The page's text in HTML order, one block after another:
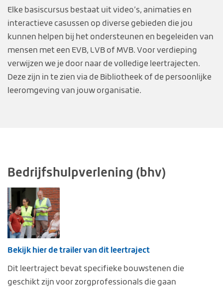
Elke basiscursus bestaat uit video’s, animaties en
interactieve casussen op diverse gebieden die jou
kunnen helpen bij het ondersteunen en begeleiden van
mensen met een EVB, LVB of MVB. Voor verdieping
verwijzen we je door naar de volledige leertrajecten.
Deze zijn in te zien via de Bibliotheek of de persoonlijke
leeromgeving van jouw organisatie.
Bedrijfshulpverlening (bhv)
Bekijk hier de trailer van dit leertraject
Dit leertraject bevat specifieke bouwstenen die
geschikt zijn voor zorgprofessionals die gaan